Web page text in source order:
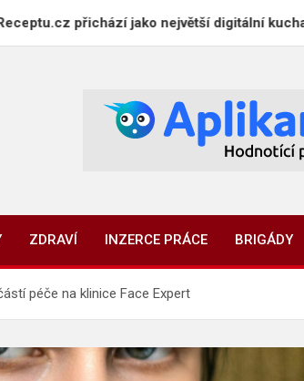
jako největší digitální kuchařka v Česku
ZDRAVÍ INZERCE PRÁCE BRIGÁDY
péče na klinice Face Expert